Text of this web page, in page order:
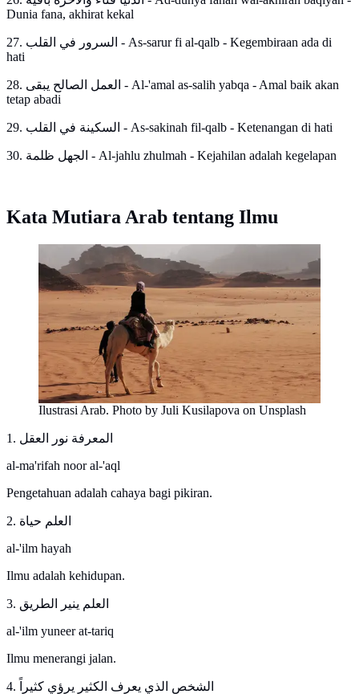
Dunia fana, akhirat kekal
27. السرور في القلب - As-sarur fi al-qalb - Kegembiraan ada di
hati
28. العمل الصالح يبقى - Al-'amal as-salih yabqa - Amal baik akan
tetap abadi
29. السكينة في القلب - As-sakinah fil-qalb - Ketenangan di hati
30. الجهل ظلمة - Al-jahlu zhulmah - Kejahilan adalah kegelapan
Kata Mutiara Arab tentang Ilmu
Ilustrasi Arab. Photo by Juli Kusilapova on Unsplash
1. المعرفة نور العقل
al-ma'rifah noor al-'aql
Pengetahuan adalah cahaya bagi pikiran.
2. العلم حياة
al-'ilm hayah
Ilmu adalah kehidupan.
3. العلم ينير الطريق
al-'ilm yuneer at-tariq
Ilmu menerangi jalan.
4. الشخص الذي يعرف الكثير يرؤي كثيراً